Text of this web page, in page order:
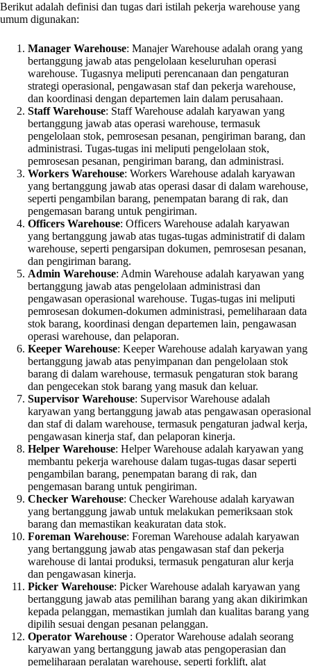
Berikut adalah definisi dan tugas dari istilah pekerja warehouse yang
umum digunakan:
Manager Warehouse: Manajer Warehouse adalah orang yang
bertanggung jawab atas pengelolaan keseluruhan operasi
warehouse. Tugasnya meliputi perencanaan dan pengaturan
strategi operasional, pengawasan staf dan pekerja warehouse,
dan koordinasi dengan departemen lain dalam perusahaan.
Staff Warehouse: Staff Warehouse adalah karyawan yang
bertanggung jawab atas operasi warehouse, termasuk
pengelolaan stok, pemrosesan pesanan, pengiriman barang, dan
administrasi. Tugas-tugas ini meliputi pengelolaan stok,
pemrosesan pesanan, pengiriman barang, dan administrasi.
Workers Warehouse: Workers Warehouse adalah karyawan
yang bertanggung jawab atas operasi dasar di dalam warehouse,
seperti pengambilan barang, penempatan barang di rak, dan
pengemasan barang untuk pengiriman.
Officers Warehouse: Officers Warehouse adalah karyawan
yang bertanggung jawab atas tugas-tugas administratif di dalam
warehouse, seperti pengarsipan dokumen, pemrosesan pesanan,
dan pengiriman barang.
Admin Warehouse: Admin Warehouse adalah karyawan yang
bertanggung jawab atas pengelolaan administrasi dan
pengawasan operasional warehouse. Tugas-tugas ini meliputi
pemrosesan dokumen-dokumen administrasi, pemeliharaan data
stok barang, koordinasi dengan departemen lain, pengawasan
operasi warehouse, dan pelaporan.
Keeper Warehouse: Keeper Warehouse adalah karyawan yang
bertanggung jawab atas penyimpanan dan pengelolaan stok
barang di dalam warehouse, termasuk pengaturan stok barang
dan pengecekan stok barang yang masuk dan keluar.
Supervisor Warehouse: Supervisor Warehouse adalah
karyawan yang bertanggung jawab atas pengawasan operasional
dan staf di dalam warehouse, termasuk pengaturan jadwal kerja,
pengawasan kinerja staf, dan pelaporan kinerja.
Helper Warehouse: Helper Warehouse adalah karyawan yang
membantu pekerja warehouse dalam tugas-tugas dasar seperti
pengambilan barang, penempatan barang di rak, dan
pengemasan barang untuk pengiriman.
Checker Warehouse: Checker Warehouse adalah karyawan
yang bertanggung jawab untuk melakukan pemeriksaan stok
barang dan memastikan keakuratan data stok.
Foreman Warehouse: Foreman Warehouse adalah karyawan
yang bertanggung jawab atas pengawasan staf dan pekerja
warehouse di lantai produksi, termasuk pengaturan alur kerja
dan pengawasan kinerja.
Picker Warehouse: Picker Warehouse adalah karyawan yang
bertanggung jawab atas pemilihan barang yang akan dikirimkan
kepada pelanggan, memastikan jumlah dan kualitas barang yang
dipilih sesuai dengan pesanan pelanggan.
Operator Warehouse : Operator Warehouse adalah seorang
karyawan yang bertanggung jawab atas pengoperasian dan
pemeliharaan peralatan warehouse, seperti forklift, alat